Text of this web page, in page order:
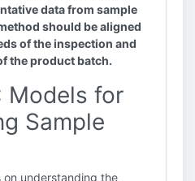
data from sample
should be aligned
of the inspection and
the product batch.
Models for
Sample
understanding the